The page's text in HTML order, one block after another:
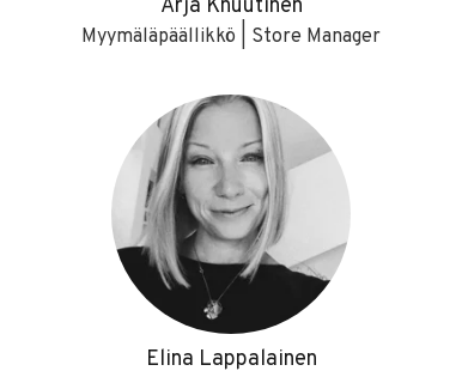
Arja Knuutinen
Myymäläpäällikkö | Store Manager
Elina Lappalainen